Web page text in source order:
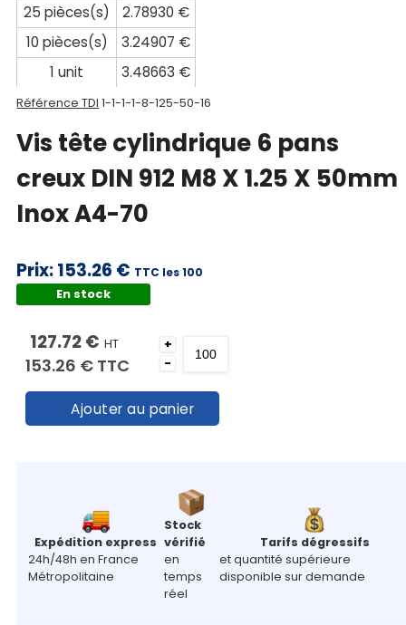
Mon
compte
Mon
panier
Contact
25 pièces(s)
2.78930 €
10 pièces(s)
3.24907 €
1 unit
3.48663 €
Référence TDI 1-1-1-1-8-125-50-16
Vis tête cylindrique 6 pans
creux DIN 912 M8 X 1.25 X 50mm
Inox A4-70
Prix:153.26 € TTC les 100
En stock
127.72 € HT
153.26 € TTC
+
-
Ajouter au panier
Expédition express
24h/48h en France
Métropolitaine
Stock
vérifié
en
temps
réel
Tarifs dégressifs
et quantité supérieure
disponible sur demande